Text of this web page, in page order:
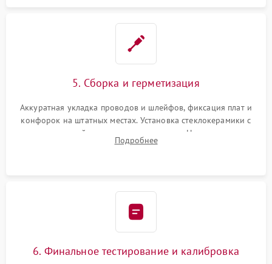
5. Сборка и герметизация
Аккуратная укладка проводов и шлейфов, фиксация плат и
конфорок на штатных местах. Установка стеклокерамики с
проверкой равномерности зазоров. Нанесение
термостойкого герметика или укладка уплотнительной
Подробнее
6. Финальное тестирование и калибровка